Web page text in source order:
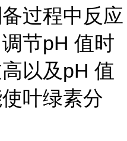
过程中反应
节pH 值时
以及pH 值
叶绿素分